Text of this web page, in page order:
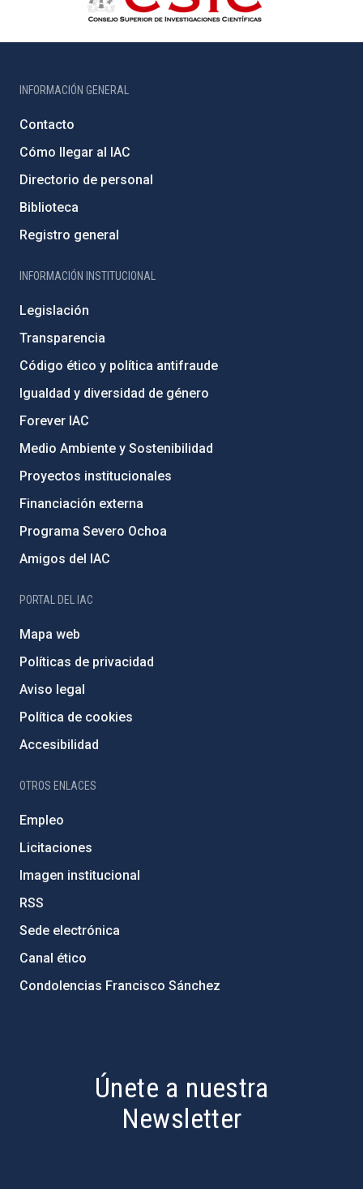
INFORMACIÓN GENERAL
Contacto
Cómo llegar al IAC
Directorio de personal
Biblioteca
Registro general
INFORMACIÓN INSTITUCIONAL
Legislación
Transparencia
Código ético y política antifraude
Igualdad y diversidad de género
Forever IAC
Medio Ambiente y Sostenibilidad
Proyectos institucionales
Financiación externa
Programa Severo Ochoa
Amigos del IAC
PORTAL DEL IAC
Mapa web
Políticas de privacidad
Aviso legal
Política de cookies
Accesibilidad
OTROS ENLACES
Empleo
Licitaciones
Imagen institucional
RSS
Sede electrónica
Canal ético
Condolencias Francisco Sánchez
Únete a nuestra
Newsletter